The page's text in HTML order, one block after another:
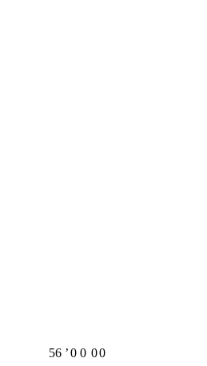
56 ʼ0 0 00